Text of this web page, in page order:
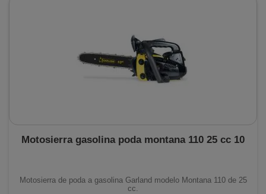
Motosierra gasolina poda montana 110 25 cc 10
Motosierra de poda a gasolina Garland modelo Montana 110 de 25
cc.